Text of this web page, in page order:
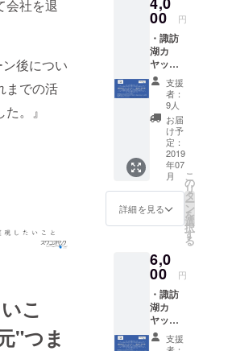
会社を退
ン後につい
までの活
。』
こ
"つま
東京のアパ
レル・靴・
雑貨を取り
扱う商社に
就職。国内
外を結ぶ数
多くの仕事
を経験させ
て頂きまし
た。
月、「長野
い」「長野
県で暮らし
たい」とい
う想いに心
揺らぎ始め
る。
00 円
・諏訪
湖カ
ヤック
ツアー
ご招待
券1枚
・お礼
支援
者：
9人
お届
け予
定：
2019
年07
月
詳細を見る
こ
の
リ
タ
ー
ン
を
選
択
す
る
6,0
00 円
・諏訪
湖カ
ヤック
ツアー
ご招待
支援